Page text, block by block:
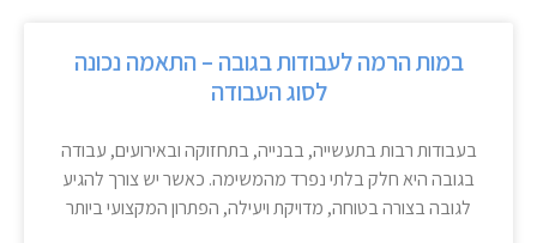
במות הרמה לעבודות בגובה – התאמה נכונה
לסוג העבודה
בעבודות רבות בתעשייה, בבנייה, בתחזוקה ובאירועים, עבודה
בגובה היא חלק בלתי נפרד מהמשימה. כאשר יש צורך להגיע
לגובה בצורה בטוחה, מדויקת ויעילה, הפתרון המקצועי ביותר